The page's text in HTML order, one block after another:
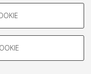
le caratteristiche della
al loro comportamento
di Bologna, 2007-2026.